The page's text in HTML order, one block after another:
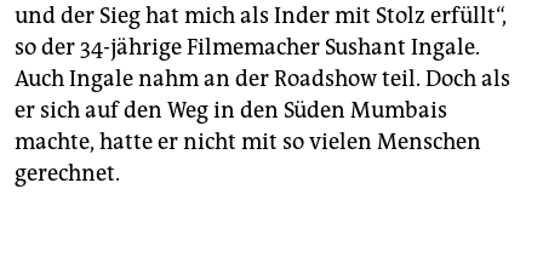
und der Sieg hat mich als Inder mit Stolz erfüllt“,
so der 34-jährige Filmemacher ­Sushant Ingale.
Auch Ingale nahm an der Roadshow teil. Doch als
er sich auf den Weg in den Süden Mumbais
machte, hatte er nicht mit so vielen Menschen
gerechnet.